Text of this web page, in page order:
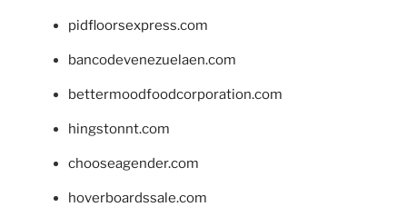
pidfloorsexpress.com
bancodevenezuelaen.com
bettermoodfoodcorporation.com
hingstonnt.com
chooseagender.com
hoverboardssale.com